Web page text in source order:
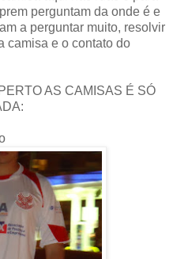
perguntam da onde é e
a perguntar muito, resolvir
camisa e o contato do
AS CAMISAS É SÓ